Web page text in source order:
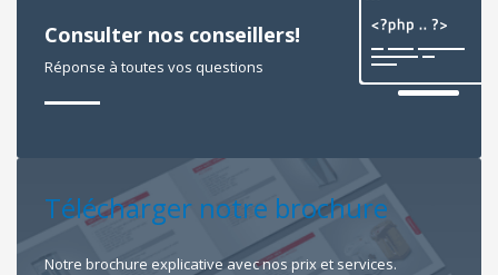
Consulter nos conseillers!
Réponse à toutes vos questions
Télécharger notre brochure
Notre brochure explicative avec nos prix et services.